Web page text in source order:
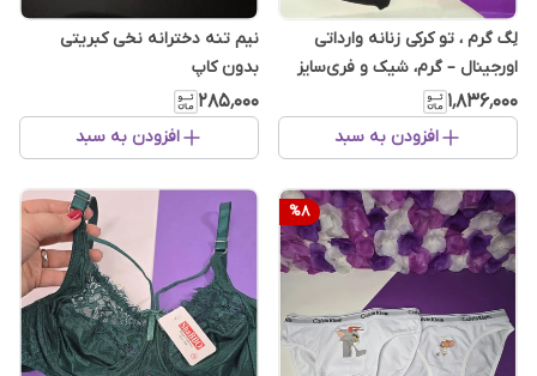
لِگ گرم ، تو کرکی زنانه وارداتی
اورجینال – گرم، شیک و فری‌سایز
۱٬۸۳۶٬۰۰۰
افزودن به سبد
نیم تنه دخترانه نخی کبریتی
بدون کاپ
۲۸۵٬۰۰۰
افزودن به سبد
%8